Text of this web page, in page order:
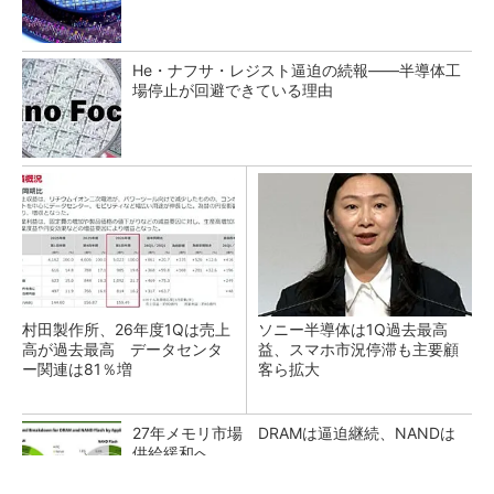
He・ナフサ・レジスト逼迫の続報――半導体工
場停止が回避できている理由
村田製作所、26年度1Qは売上
高が過去最高 データセンタ
ー関連は81％増
ソニー半導体は1Q過去最高
益、スマホ市況停滞も主要顧
客ら拡大
27年メモリ市場 DRAMは逼迫継続、NANDは
供給緩和へ